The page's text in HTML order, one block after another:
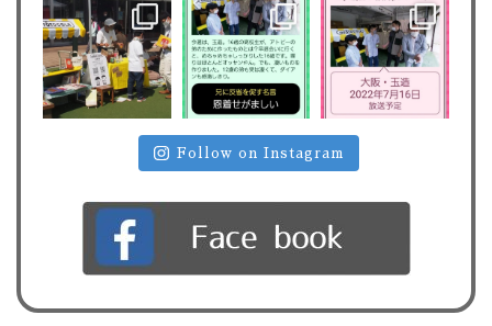
Follow on Instagram